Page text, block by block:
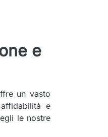
e
un vasto
e
le nostre